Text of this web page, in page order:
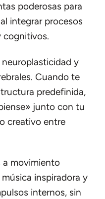
poderosas para
al integrar procesos
cognitivos.
y
Cuando te
predefinida,
junto con tu
creativo entre
a movimiento
inspiradora y
internos, sin